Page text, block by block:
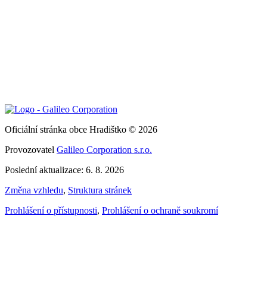
Oficiální stránka obce Hradištko © 2026
Provozovatel Galileo Corporation s.r.o.
Poslední aktualizace: 6. 8. 2026
Změna vzhledu, Struktura stránek
Prohlášení o přístupnosti, Prohlášení o ochraně soukromí